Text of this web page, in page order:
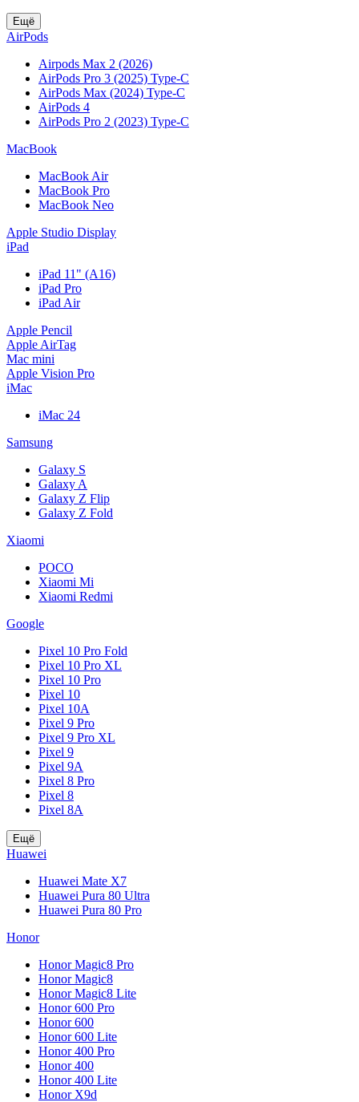
Ещё
AirPods
Airpods Max 2 (2026)
AirPods Pro 3 (2025) Type-C
AirPods Max (2024) Type-C
AirPods 4
AirPods Pro 2 (2023) Type-C
MacBook
MacBook Air
MacBook Pro
MacBook Neo
Apple Studio Display
iPad
iPad 11" (A16)
iPad Pro
iPad Air
Apple Pencil
Apple AirTag
Mac mini
Apple Vision Pro
iMac
iMac 24
Samsung
Galaxy S
Galaxy A
Galaxy Z Flip
Galaxy Z Fold
Xiaomi
POCO
Xiaomi Mi
Xiaomi Redmi
Google
Pixel 10 Pro Fold
Pixel 10 Pro XL
Pixel 10 Pro
Pixel 10
Pixel 10A
Pixel 9 Pro
Pixel 9 Pro XL
Pixel 9
Pixel 9A
Pixel 8 Pro
Pixel 8
Pixel 8A
Ещё
Huawei
Huawei Mate X7
Huawei Pura 80 Ultra
Huawei Pura 80 Pro
Honor
Honor Magic8 Pro
Honor Magic8
Honor Magic8 Lite
Honor 600 Pro
Honor 600
Honor 600 Lite
Honor 400 Pro
Honor 400
Honor 400 Lite
Honor X9d